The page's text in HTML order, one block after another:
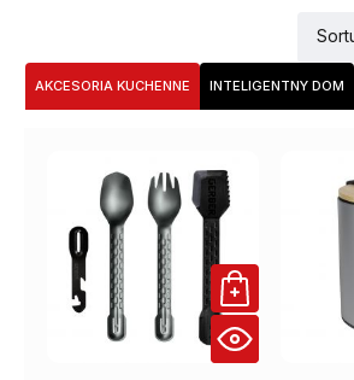
AKCESORIA KUCHENNE INTELIGENTNY DOM